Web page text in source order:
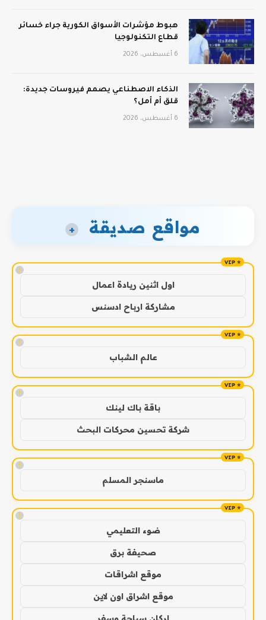
هبوط مؤشرات الأسواق الكورية جراء خسائر
قطاع التكنولوجيا
6 أغسطس، 2026
الذكاء الاصطناعي يصمم فيروسات جديدة:
قلق أم أمل؟
6 أغسطس، 2026
مواقع صديقة +
!
اول اثنين ريادة اعمال
مشاركة ارباح ادسنس
!
عالم الشباب
!
باقة باك لينك
شركة تحسين محركات البحث
!
ماسنجر المسلم
!
ضوء التعليمي
صحيفة برق
موقع اشراقات
موقع اشراق اون لاين